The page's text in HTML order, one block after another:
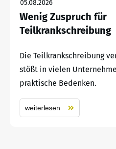
05.08.2026
Wenig Zuspruch für
Teilkrankschreibung
Die Teilkrankschreibung
stößt in vielen
praktische Bedenken.
weiterlesen